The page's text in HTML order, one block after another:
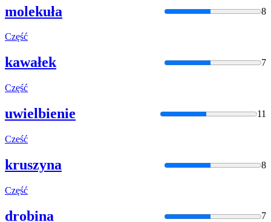
molekuła 8
Część
kawałek 7
Część
uwielbienie 11
Cześć
kruszyna 8
Część
drobina 7